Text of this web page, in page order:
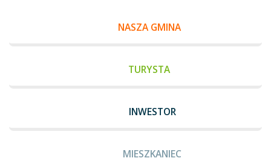
NASZA GMINA
TURYSTA
INWESTOR
MIESZKANIEC